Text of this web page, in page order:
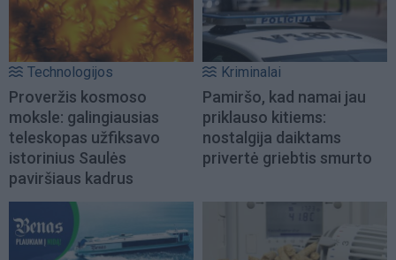
Technologijos
Proveržis kosmoso
moksle: galingiausias
teleskopas užfiksavo
istorinius Saulės
paviršiaus kadrus
Kriminalai
Pamiršo, kad namai jau
priklauso kitiems:
nostalgija daiktams
privertė griebtis smurto